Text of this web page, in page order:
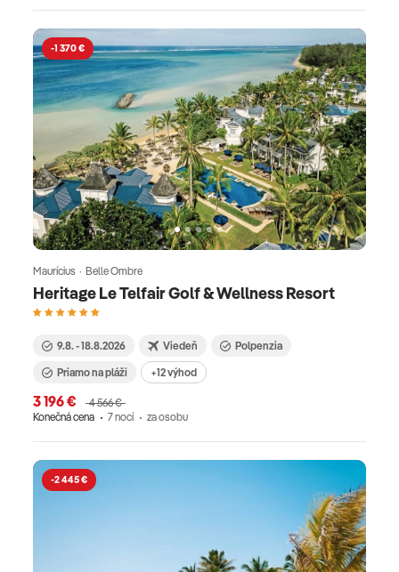
-1 370 €
Heritage Le Telfair Golf & Wellness Resort
Maurícius · Belle Ombre
9.8. - 18.8.2026 Viedeň
Polpenzia
Priamo na pláži
+12 výhod
3 196 €
4 566 €
Konečná cena
7 nocí za osobu
-2 445 €